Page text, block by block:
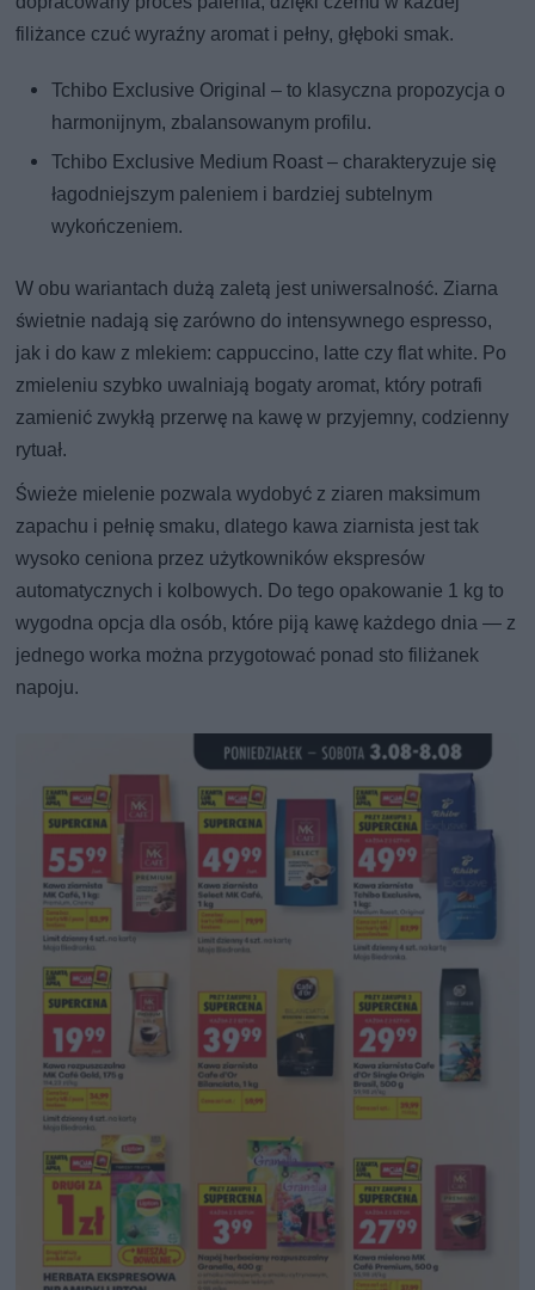
filiżance czuć wyraźny aromat i pełny, głęboki smak.
Tchibo Exclusive Original – to klasyczna propozycja o
harmonijnym, zbalansowanym profilu.
Tchibo Exclusive Medium Roast – charakteryzuje się
łagodniejszym paleniem i bardziej subtelnym
wykończeniem.
W obu wariantach dużą zaletą jest uniwersalność. Ziarna
świetnie nadają się zarówno do intensywnego espresso,
jak i do kaw z mlekiem: cappuccino, latte czy flat white. Po
zmieleniu szybko uwalniają bogaty aromat, który potrafi
zamienić zwykłą przerwę na kawę w przyjemny, codzienny
rytuał.
Świeże mielenie pozwala wydobyć z ziaren maksimum
zapachu i pełnię smaku, dlatego kawa ziarnista jest tak
wysoko ceniona przez użytkowników ekspresów
automatycznych i kolbowych. Do tego opakowanie 1 kg to
wygodna opcja dla osób, które piją kawę każdego dnia — z
jednego worka można przygotować ponad sto filiżanek
napoju.